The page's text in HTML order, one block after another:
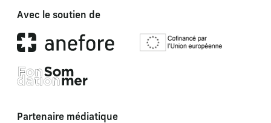
Avec le soutien de
Partenaire médiatique